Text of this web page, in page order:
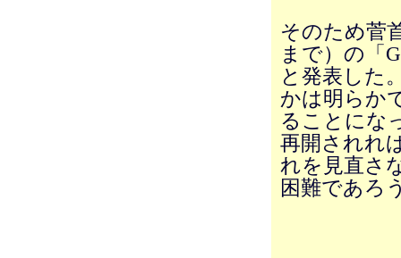
そのため菅
まで）の「
と発表した
かは明らか
ることにな
再開されれ
れを見直さ
困難であろ